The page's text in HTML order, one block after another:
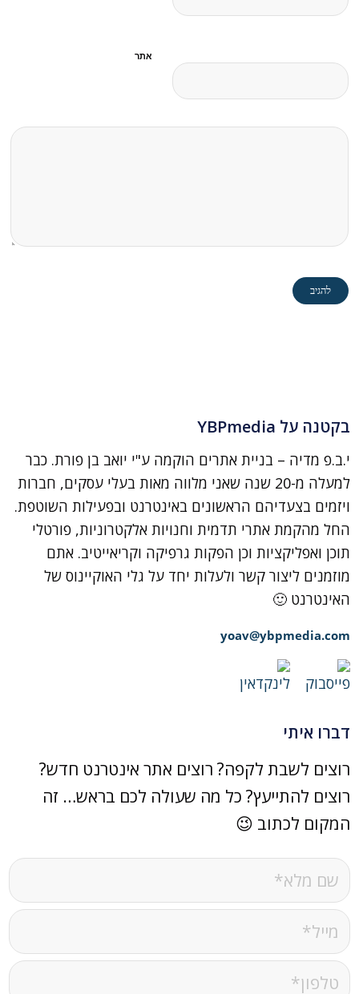
אתר
בקטנה על YBPmedia
י.ב.פ מדיה – בניית אתרים הוקמה ע"י יואב בן פורת. כבר
למעלה מ-20 שנה שאני מלווה מאות בעלי עסקים, חברות
ויזמים בצעדיהם הראשונים באינטרנט ובפעילות השוטפת.
החל מהקמת אתרי תדמית וחנויות אלקטרוניות, פורטלי
תוכן ואפליקציות וכן הפקות גרפיקה וקריאייטיב. אתם
מוזמנים ליצור קשר ולעלות יחד על גלי האוקיינוס של
האינטרנט 🙂
yoav@ybpmedia.com
דברו איתי
רוצים לשבת לקפה? רוצים אתר אינטרנט חדש?
רוצים להתייעץ? כל מה שעולה לכם בראש… זה
המקום לכתוב 😉